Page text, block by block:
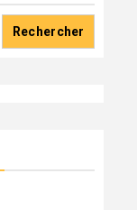
Rechercher